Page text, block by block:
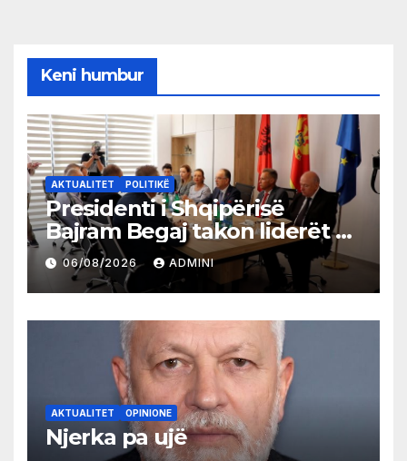
Keni humbur
AKTUALITET POLITIKË
Presidenti i Shqipërisë
Bajram Begaj takon liderët e
partive shqiptare në Ulqin
06/08/2026 ADMINI
AKTUALITET OPINIONE
Njerka pa ujë